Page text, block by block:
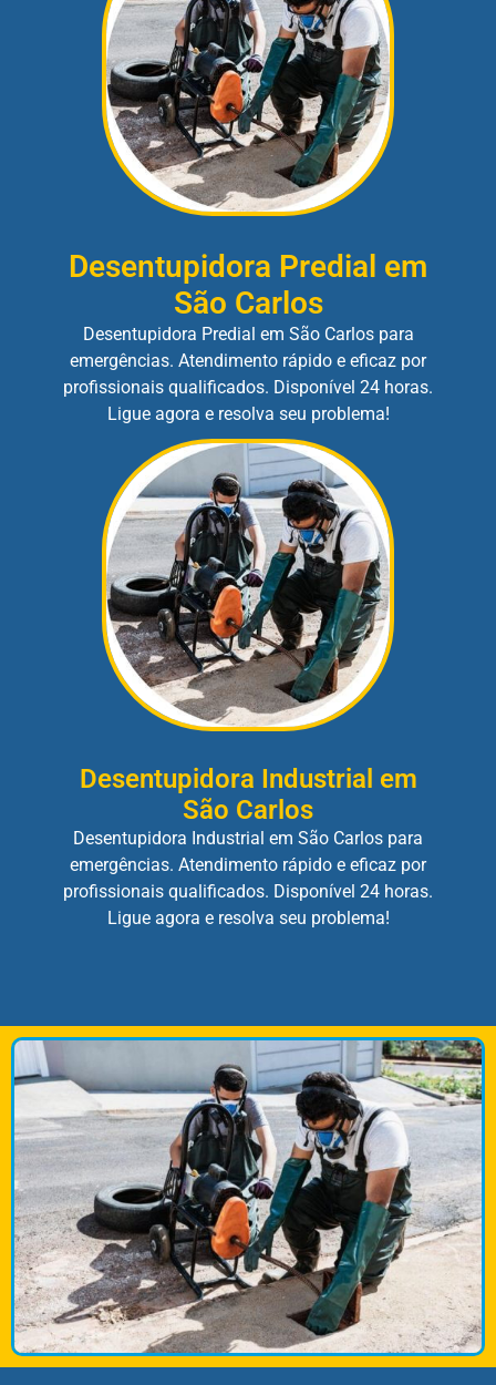
Desentupidora Predial em
São Carlos
Desentupidora Predial em São Carlos para
emergências. Atendimento rápido e eficaz por
profissionais qualificados. Disponível 24 horas.
Ligue agora e resolva seu problema!
Desentupidora Industrial em
São Carlos
Desentupidora Industrial em São Carlos para
emergências. Atendimento rápido e eficaz por
profissionais qualificados. Disponível 24 horas.
Ligue agora e resolva seu problema!